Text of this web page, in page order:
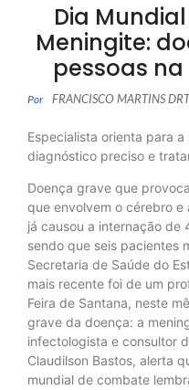
Dia
Meningite:
pessoas
Por FRANCISCO MARTINS
Especialista orienta para
diagnóstico preciso e
Doença grave que
que envolvem o cérebro e
já causou a internação de
sendo que seis pacientes
Secretaria de Saúde do
mais recente foi de um
Feira de Santana, neste
grave da doença: a
infectologista e consultor
Claudilson Bastos, alerta
mundial de combate